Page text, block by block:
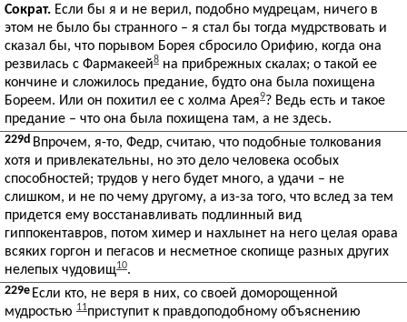
Сократ. Если бы я и не верил, подобно мудрецам, ничего в
этом не было бы странного – я стал бы тогда мудрствовать и
сказал бы, что порывом Борея сбросило Орифию, когда она
резвилась с Фармакеей8 на прибрежных скалах; о такой ее
кончине и сложилось предание, будто она была похищена
Бореем. Или он похитил ее с холма Арея9? Ведь есть и такое
предание – что она была похищена там, а не здесь.
229d Впрочем, я-то, Федр, считаю, что подобные толкования
хотя и привлекательны, но это дело человека особых
способностей; трудов у него будет много, а удачи – не
слишком, и не по чему другому, а из-за того, что вслед за тем
придется ему восстанавливать подлинный вид
гиппокентавров, потом химер и нахлынет на него целая орава
всяких горгон и пегасов и несметное скопище разных других
нелепых чудовищ10.
229e Если кто, не веря в них, со своей доморощенной
мудростью 11приступит к правдоподобному объяснению